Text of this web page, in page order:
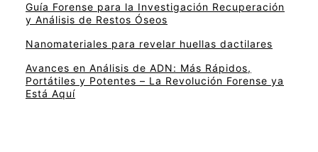
Guía Forense para la Investigación Recuperación
y Análisis de Restos Óseos
Nanomateriales para revelar huellas dactilares
Avances en Análisis de ADN: Más Rápidos,
Portátiles y Potentes – La Revolución Forense ya
Está Aquí